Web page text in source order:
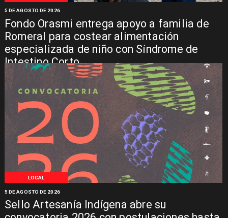
Fondo Orasmi entrega apoyo a familia de
Romeral para costear alimentación
especializada de niño con Síndrome de
Intestino Corto
5 DE AGOSTO DE 2026
LOCAL
Sello Artesanía Indígena abre su
5 DE AGOSTO DE 2026